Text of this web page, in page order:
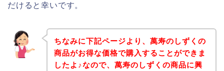
だけると幸いです。
ちなみに下記ページより、萬寿のしずくの
商品がお得な価格で購入することができま
したよ♪なので、萬寿のしずくの商品に興